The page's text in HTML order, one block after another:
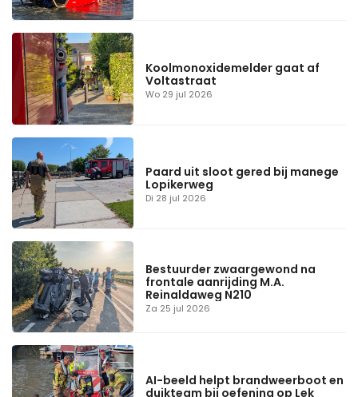
Wo 29 jul 2026
Koolmonoxidemelder gaat af
Voltastraat
Di 28 jul 2026
Paard uit sloot gered bij manege
Lopikerweg
Za 25 jul 2026
Bestuurder zwaargewond na
frontale aanrijding M.A.
Reinaldaweg N210
AI-beeld helpt brandweerboot en
duikteam bij oefening op Lek